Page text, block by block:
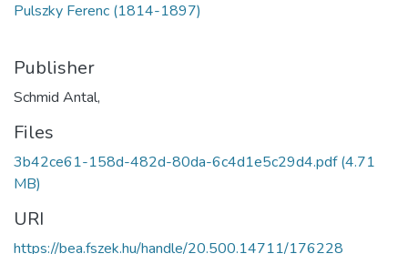
Pulszky Ferenc (1814-1897)
Publisher
Schmid Antal,
Files
3b42ce61-158d-482d-80da-6c4d1e5c29d4.pdf(4.71
MB)
URI
https://bea.fszek.hu/handle/20.500.14711/176228